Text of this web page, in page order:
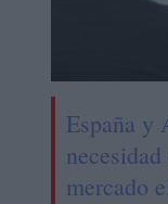
España y
mercado